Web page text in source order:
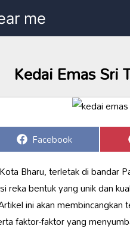
Kedai Emas Sri
Share
on
Facebook
Kota Bharu, terletak di bandar
reka bentuk yang unik dan
ini akan
faktor-faktor yang